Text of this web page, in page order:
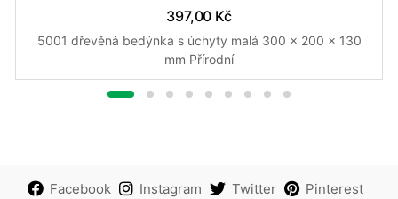
397,00 Kč
5001 dřevěná bedýnka s úchyty malá 300 x 200 x 130
mm Přírodní
Facebook Instagram Twitter Pinterest